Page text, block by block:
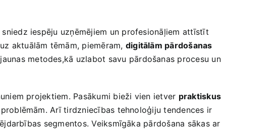
iespēju uzņēmējiem un profesionāļiem attīstīt
aktuālām tēmām, piemēram, digitālām pārdošanas
metodes,kā uzlabot savu pārdošanas procesu un
projektiem. Pasākumi bieži ​vien ietver praktiskus
Arī tirdzniecības tehnoloģiju tendences ir
‌segmentos.‍ Veiksmīgāka pārdošana sākas ar